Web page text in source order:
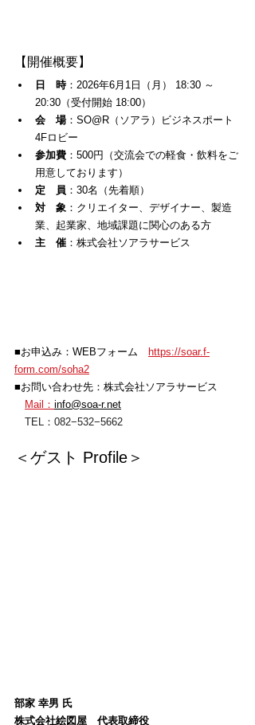
【開催概要】
日　時：2026年6月1日（月） 18:30 ～
20:30（受付開始 18:00）
会　場：SO@R（ソアラ）ビジネスポート
4Fロビー
参加費 ：500円（交流会での軽食・飲料をご
用意しております）
定　員 ：30名（先着順）
対　象 ：クリエイター、デザイナー、製造
業、起業家、地域課題に関心のある方
主　催 ：株式会社ソアラサービス
■お申込み：WEBフォーム
https://soar.f-
form.com/soha2
■お問い合わせ先：株式会社ソアラサービス
Mail： info@soa-r.net
TEL：082−532−5662
＜ゲスト Profile＞
部家 幸男 氏
株式会社絵図屋　代表取締役